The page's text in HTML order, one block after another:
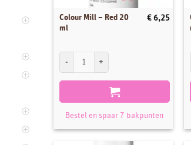
Colour Mill – Red 20
ml
€6,25
Bestel en spaar 7 bakpunten